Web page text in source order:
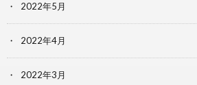
2022年5月
2022年4月
2022年3月